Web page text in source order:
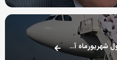
عملیات حج عمره از اول شهریورماه آغاز می‌شود